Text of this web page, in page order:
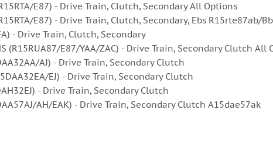
E87) - Drive Train, Clutch, Secondary All Options
E87) - Drive Train, Clutch, Secondary, Ebs R15rte87ab/Bb
- Drive Train, Clutch, Secondary
(R15RUA87/E87/YAA/ZAC) - Drive Train, Secondary Clutch All
AJ) - Drive Train, Secondary Clutch
EJ) - Drive Train, Secondary Clutch
- Drive Train, Secondary Clutch
AH/EAK) - Drive Train, Secondary Clutch A15dae57ak